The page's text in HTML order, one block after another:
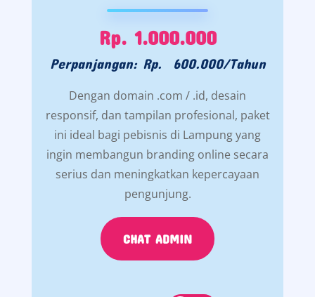
Rp. 1.000.000
Perpanjangan: Rp. 600.000/Tahun
Dengan domain .com / .id, desain
responsif, dan tampilan profesional, paket
ini ideal bagi pebisnis di Lampung yang
ingin membangun branding online secara
serius dan meningkatkan kepercayaan
pengunjung.
CHAT ADMIN